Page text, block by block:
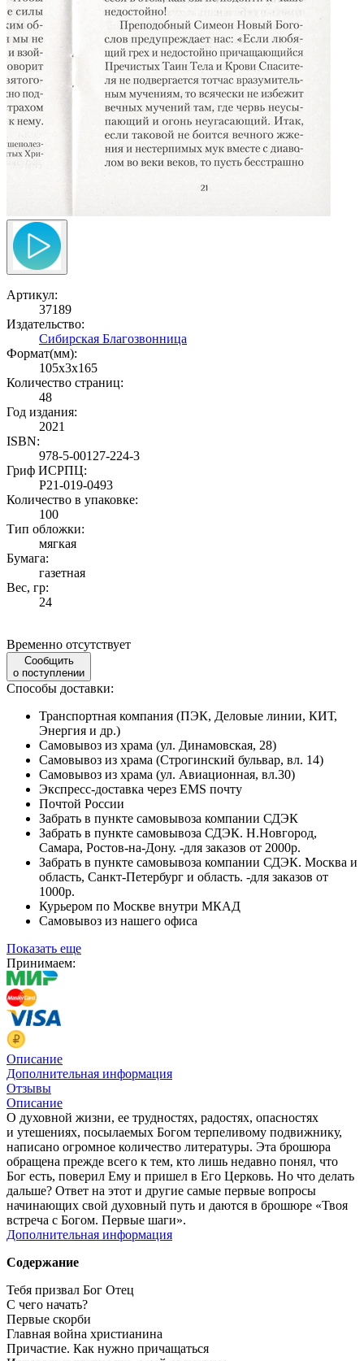
Артикул:
37189
Издательство:
Сибирская Благозвонница
Формат(мм):
105x3x165
Количество страниц:
48
Год издания:
2021
ISBN:
978-5-00127-224-3
Гриф ИСРПЦ:
Р21-019-0493
Количество в упаковке:
100
Тип обложки:
мягкая
Бумага:
газетная
Вес, гр:
24
Временно отсутствует
Сообщить
о поступлении
Способы доставки:
Транспортная компания (ПЭК, Деловые линии, КИТ,
Энергия и др.)
Самовывоз из храма (ул. Динамовская, 28)
Самовывоз из храма (Строгинский бульвар, вл. 14)
Самовывоз из храма (ул. Авиационная, вл.30)
Экспресс-доставка через EMS почту
Почтой России
Забрать в пункте самовывоза компании СДЭК
Забрать в пункте самовывоза СДЭК. Н.Новгород,
Самара, Ростов-на-Дону. -для заказов от 2000р.
Забрать в пункте самовывоза компании СДЭК. Москва и
область, Санкт-Петербург и область. -для заказов от
1000р.
Курьером по Москве внутри МКАД
Самовывоз из нашего офиса
Показать еще
Принимаем:
Описание
Дополнительная информация
Отзывы
Описание
О духовной жизни, ее трудностях, радостях, опасностях
и утешениях, посылаемых Богом терпеливому подвижнику,
написано огромное количество литературы. Эта брошюра
обращена прежде всего к тем, кто лишь недавно понял, что
Бог есть, поверил Ему и пришел в Его Церковь. Но что делать
дальше? Ответ на этот и другие самые первые вопросы
начинающих свой духовный путь и даются в брошюре «Твоя
встреча с Богом. Первые шаги».
Дополнительная информация
Содержание
Тебя призвал Бог Отец
С чего начать?
Первые скорби
Главная война христианина
Причастие. Как нужно причащаться